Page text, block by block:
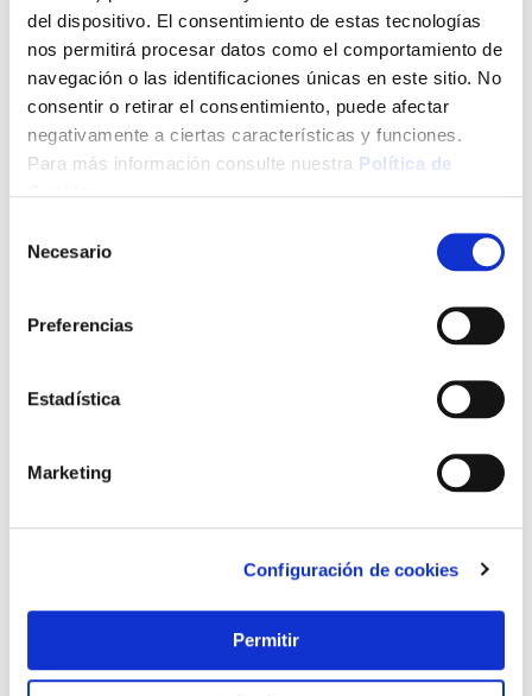
del dispositivo. El consentimiento de estas tecnologías
nos permitirá procesar datos como el comportamiento de
navegación o las identificaciones únicas en este sitio. No
consentir o retirar el consentimiento, puede afectar
negativamente a ciertas características y funciones.
Para más información consulte nuestra Política de
Necesario
Preferencias
Estadística
Marketing
Configuración de cookies
Permitir